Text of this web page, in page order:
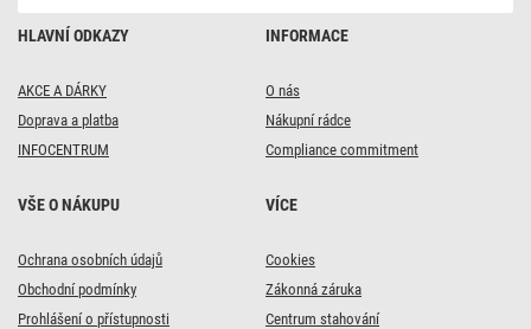
HLAVNÍ ODKAZY
AKCE A DÁRKY
Doprava a platba
INFOCENTRUM
INFORMACE
O nás
Nákupní rádce
Compliance commitment
VŠE O NÁKUPU
Ochrana osobních údajů
Obchodní podmínky
Prohlášení o přístupnosti
VÍCE
Cookies
Zákonná záruka
Centrum stahování